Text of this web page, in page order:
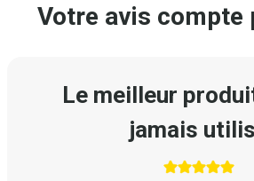
Votre avis compte
Le meilleur
jamais